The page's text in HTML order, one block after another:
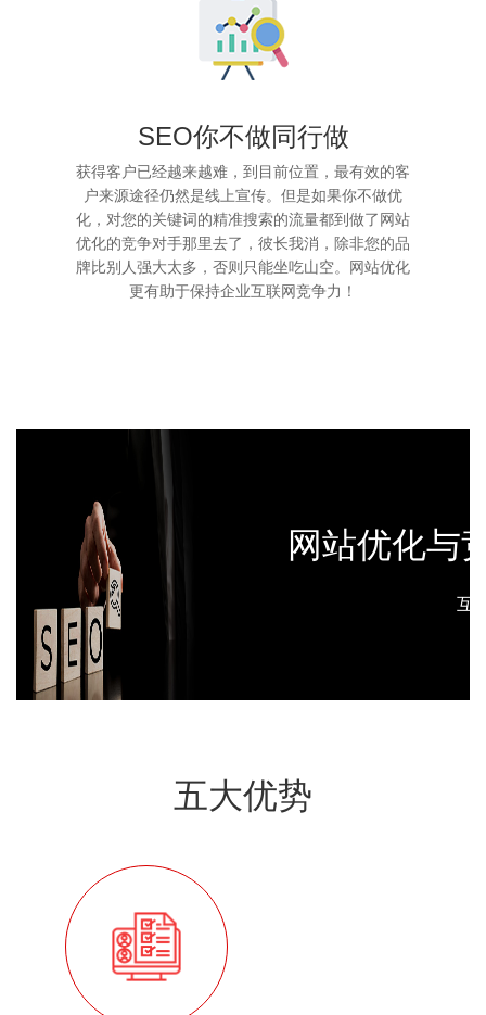
SEO你不做同行做
获得客户已经越来越难，到目前位置，最有效的客
户来源途径仍然是线上宣传。但是如果你不做优
化，对您的关键词的精准搜索的流量都到做了网站
优化的竞争对手那里去了，彼长我消，除非您的品
牌比别人强大太多，否则只能坐吃山空。网站优化
更有助于保持企业互联网竞争力！
网站优化与
互
五大优势